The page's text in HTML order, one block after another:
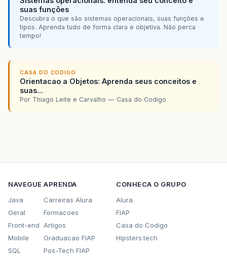
suas funções
Descubra o que são sistemas operacionais, suas funções e
tipos. Aprenda tudo de forma clara e objetiva. Não perca
tempo!
CASA DO CODIGO
Orientacao a Objetos: Aprenda seus conceitos e
suas...
Por Thiago Leite e Carvalho — Casa do Codigo
NAVEGUE
Java
Geral
Front-end
Mobile
SQL
APRENDA
Carreiras Alura
Formacoes
Artigos
Graduacao FIAP
Pos-Tech FIAP
CONHECA O GRUPO
Alura
FIAP
Casa do Codigo
Hipsters.tech